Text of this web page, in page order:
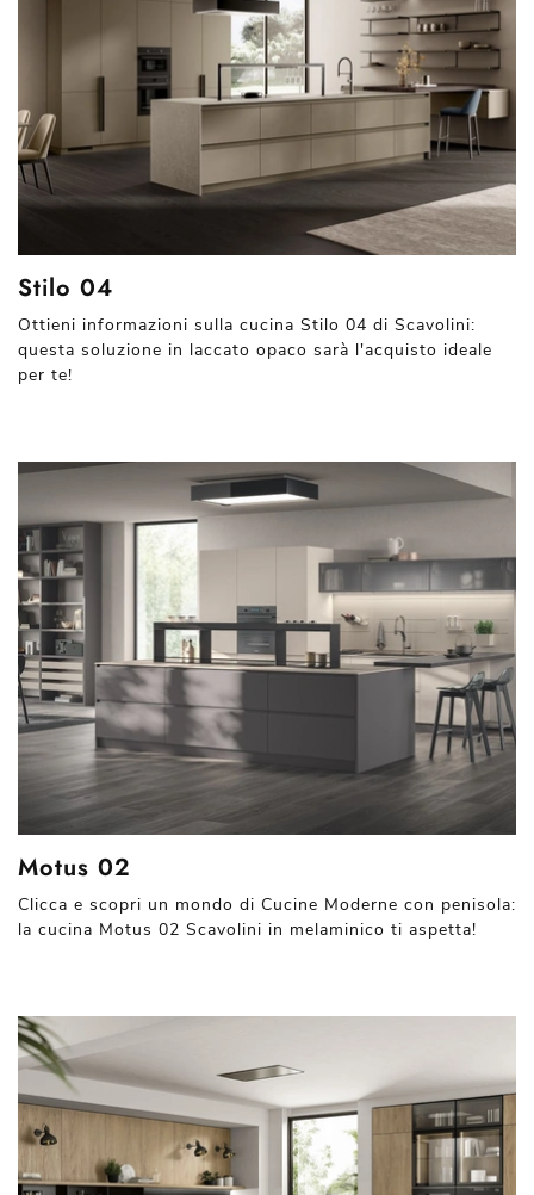
Stilo 04
Ottieni informazioni sulla cucina Stilo 04 di Scavolini:
questa soluzione in laccato opaco sarà l'acquisto ideale
per te!
Motus 02
Clicca e scopri un mondo di Cucine Moderne con penisola:
la cucina Motus 02 Scavolini in melaminico ti aspetta!